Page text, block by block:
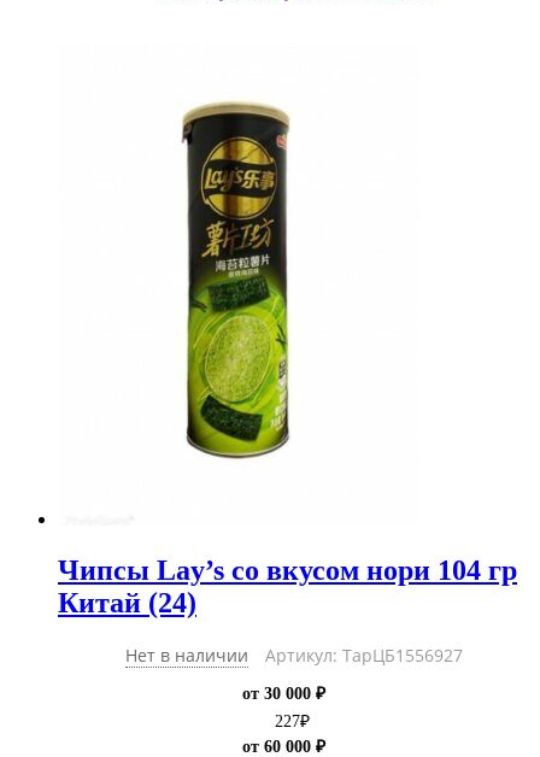
Чипсы Lay’s со вкусом нори 104 гр
Китай (24)
Нет в наличии Артикул: ТарЦБ1556927
от 30 000 ₽
227₽
от 60 000 ₽